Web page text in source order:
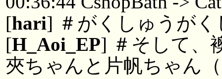
[hari] ＃がくしゅうがく
[H_Aoi_EP] ＃そして、
夾ちゃんと片帆ちゃん